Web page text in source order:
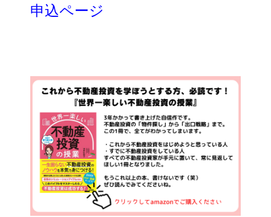
申込ページ